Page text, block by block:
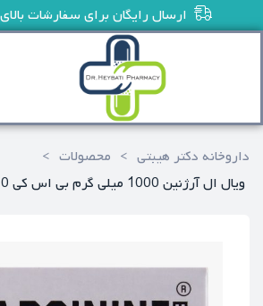
ارسال رایگان برای سفارشات بالای 5 میلیون تومان
داروخانه دکتر هیبتی > محصولات >
ویال ال آرژنین 1000 میلی گرم بی اس کی 10 عدد